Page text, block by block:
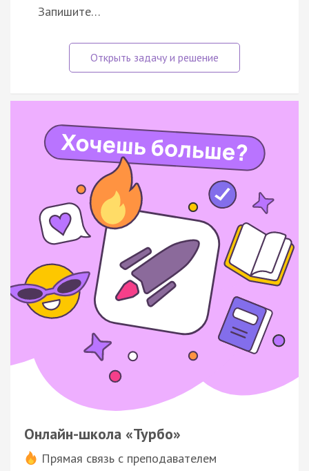
Запишите…
Онлайн-школа «Турбо»
Прямая связь с преподавателем